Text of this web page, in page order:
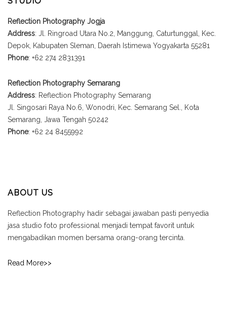
Reflection Photography Jogja
Address: Jl. Ringroad Utara No.2, Manggung, Caturtunggal, Kec.
Depok, Kabupaten Sleman, Daerah Istimewa Yogyakarta 55281
Phone: +62 274 2831391
Reflection Photography Semarang
Address: Reflection Photography Semarang
Jl. Singosari Raya No.6, Wonodri, Kec. Semarang Sel., Kota
Semarang, Jawa Tengah 50242
Phone: +62 24 8455992
ABOUT US
Reflection Photography hadir sebagai jawaban pasti penyedia
jasa studio foto professional menjadi tempat favorit untuk
mengabadikan momen bersama orang-orang tercinta.
Read More>>